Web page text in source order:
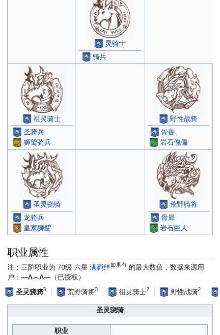
灵骑士
骑兵
祖灵骑士
圣骑兵
狮鹫骑兵
野性战骑
骨兽
岩石傀儡
圣灵骁骑
龙骑兵
皇家狮鹫
荒野骑将
骨犀
岩石巨人
职业属性
注：三阶职业为 70级 六星 满羁绊如果有 的最大数值，数据来源用
户： —Λ︵Λ— （已授权）
圣灵骁骑3 荒野骑将3 祖灵骑士2 野性战骑2
圣灵骁骑
职业